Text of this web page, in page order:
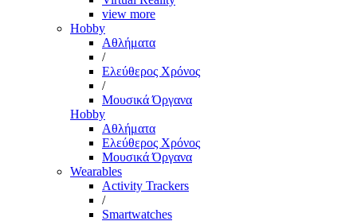
view more
Hobby
Αθλήματα
/
Ελεύθερος Χρόνος
/
Μουσικά Όργανα
Hobby
Αθλήματα
Ελεύθερος Χρόνος
Μουσικά Όργανα
Wearables
Activity Trackers
/
Smartwatches